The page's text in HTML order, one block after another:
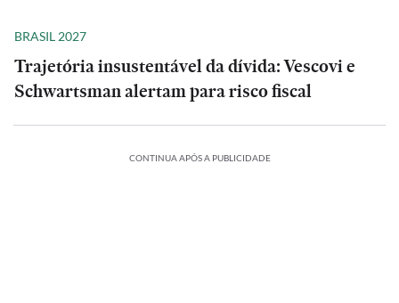
BRASIL 2027
Trajetória insustentável da dívida: Vescovi e
Schwartsman alertam para risco fiscal
CONTINUA APÓS A PUBLICIDADE